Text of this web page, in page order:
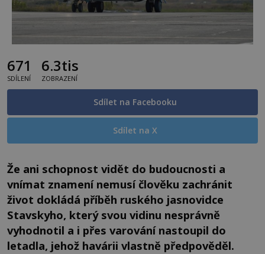
671
SDÍLENÍ
6.3tis
ZOBRAZENÍ
Sdílet na Facebooku
Sdílet na X
Že ani schopnost vidět do budoucnosti a
vnímat znamení nemusí člověku zachránit
život dokládá příběh ruského jasnovidce
Stavskyho, který svou vidinu nesprávně
vyhodnotil a i přes varování nastoupil do
letadla, jehož havárii vlastně předpověděl.